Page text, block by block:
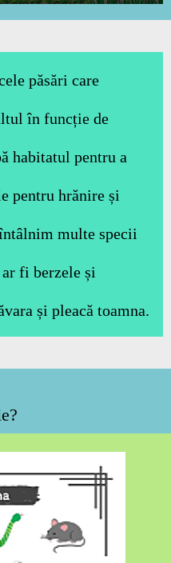
păsări care
în funcție de
habitatul pentru a
pentru hrănire și
multe specii
fi berzele și
și pleacă toamna.